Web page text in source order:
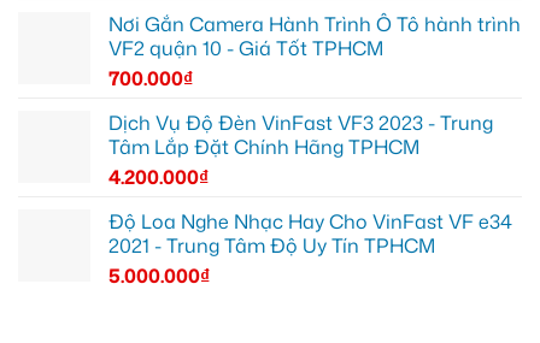
Nơi Gắn Camera Hành Trình Ô Tô hành trình
VF2 quận 10 - Giá Tốt TPHCM
700.000₫
Dịch Vụ Độ Đèn VinFast VF3 2023 - Trung
Tâm Lắp Đặt Chính Hãng TPHCM
4.200.000₫
Độ Loa Nghe Nhạc Hay Cho VinFast VF e34
2021 - Trung Tâm Độ Uy Tín TPHCM
5.000.000₫